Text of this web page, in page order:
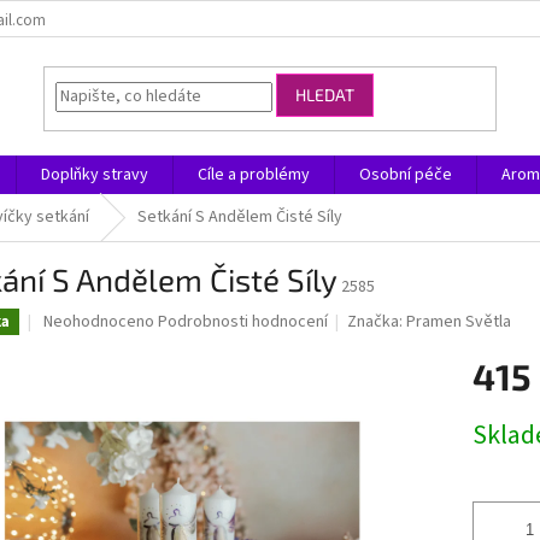
HLEDAT
Doplňky stravy Cíle a problémy Osobní péče
setkání Setkání S Andělem Čisté Síly
S Andělem Čisté Síly 2585
Průměrné
z
5
hvězdiček.
Neohodnoceno Podrobnosti hodnocení Značka:Pramen Světla
415
cena: